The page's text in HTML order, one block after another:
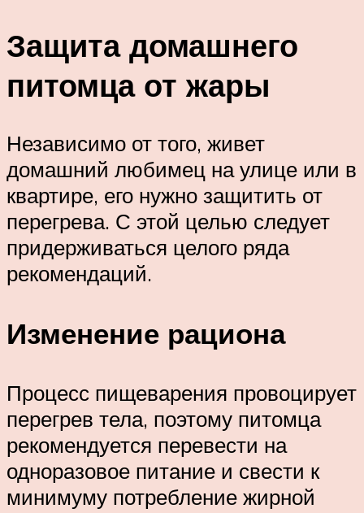
Защита домашнего
питомца от жары
Независимо от того, живет
домашний любимец на улице или в
квартире, его нужно защитить от
перегрева. С этой целью следует
придерживаться целого ряда
рекомендаций.
Изменение рациона
Процесс пищеварения провоцирует
перегрев тела, поэтому питомца
рекомендуется перевести на
одноразовое питание и свести к
минимуму потребление жирной